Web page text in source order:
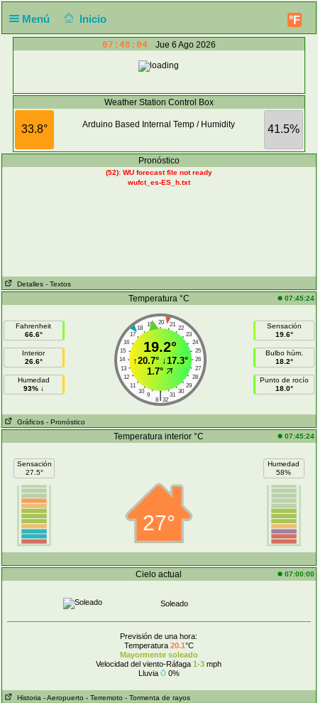
Menú Inicio °F
07:48:04 Jue 6 Ago 2026
Weather Station Control Box
33.8° 41.5%
Arduino Based Internal Temp / Humidity
Pronóstico
(52): WU forecast file not ready
wufct_es-ES_h.txt
Detalles - Textos
Temperatura °C 07:45:24
Fahrenheit
66.6°
Interior
26.6°
Humedad
93% ↓
20
19 21
18
22
17
23
16
24
15
25
14
26
13
27
12
28
11
29
10
30
9 31
|
8 32
19.2°
↑20.7°↓17.3°
1.7°
Sensación
19.6°
Bulbo húm.
18.2°
Punto de rocío
18.0°
Gráficos - Pronóstico
Temperatura interior °C 07:45:24
Sensación
27.5°
27°
Humedad
58%
Cielo actual 07:00:00
Soleado
Previsión de una hora:
Temperatura 20.1°C
Mayormente soleado
Velocidad del viento-Ráfaga 1-3 mph
Lluvia
0%
Historia - Aeropuerto - Terremoto - Tormenta de rayos